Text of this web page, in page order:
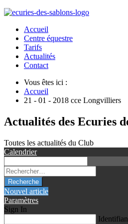
Accueil
Centre équestre
Tarifs
Actualités
Contact
Vous êtes ici :
Accueil
21 - 01 - 2018 cce Longvilliers
Actualités des Ecuries
Toutes les actualités du Club
Calendrier
Recherche
Nouvel article
Paramètres
Sign In